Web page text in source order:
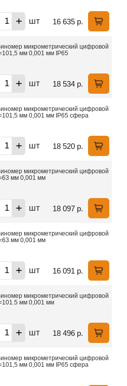
+ шт 16 635 р.
микрометрический цифровой
мм 0,001 мм IP65
+ шт 18 534 р.
микрометрический цифровой
мм 0,001 мм IP65 сфера
+ шт 18 520 р.
микрометрический цифровой
мм 0,001 мм
+ шт 18 097 р.
микрометрический цифровой
мм 0,001 мм
+ шт 16 091 р.
микрометрический цифровой
мм 0,001 мм
+ шт 18 496 р.
микрометрический цифровой
мм 0,001 мм IP65 сфера